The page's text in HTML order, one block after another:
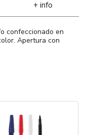
+ info
confeccionado en
Apertura con